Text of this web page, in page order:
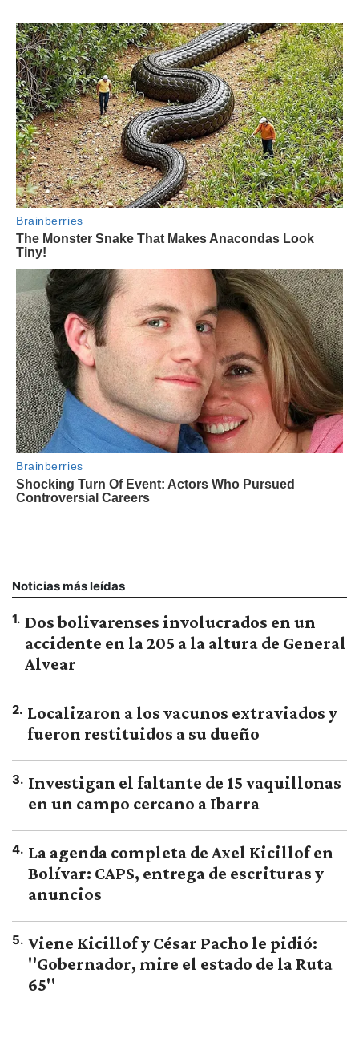
Noticias más leídas
1. Dos bolivarenses involucrados en un
accidente en la 205 a la altura de General
Alvear
2. Localizaron a los vacunos extraviados y
fueron restituidos a su dueño
3. Investigan el faltante de 15 vaquillonas
en un campo cercano a Ibarra
4. La agenda completa de Axel Kicillof en
Bolívar: CAPS, entrega de escrituras y
anuncios
5. Viene Kicillof y César Pacho le pidió:
"Gobernador, mire el estado de la Ruta
65"